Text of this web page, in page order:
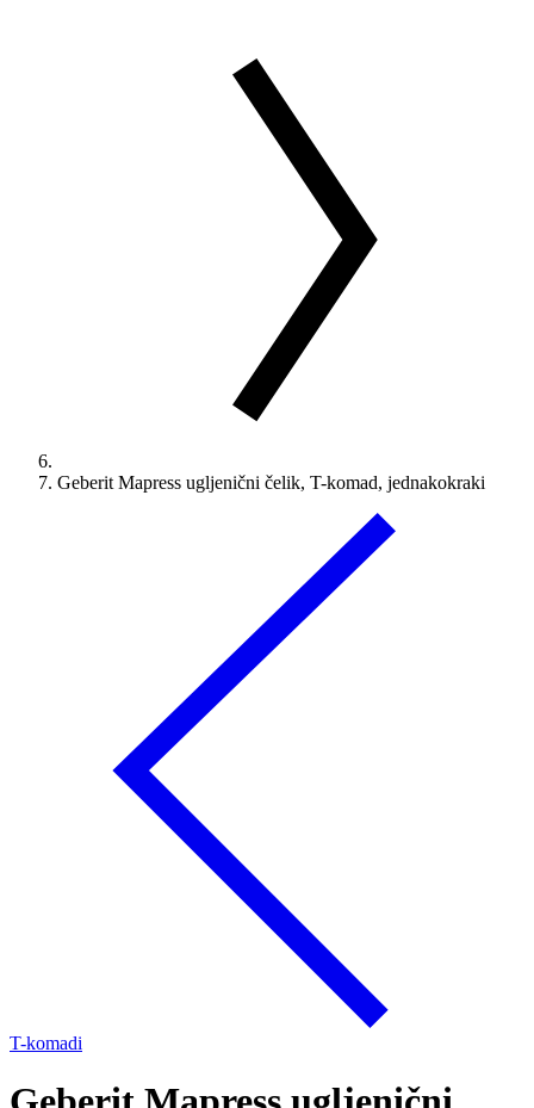
Geberit Mapress ugljenični čelik, T-komad, jednakokraki
T-komadi